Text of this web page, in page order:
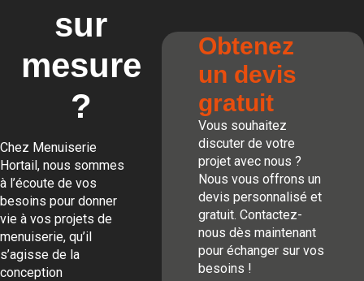
sur
mesure
?
Chez Menuiserie
Hortail, nous sommes
à l’écoute de vos
besoins pour donner
vie à vos projets de
menuiserie, qu’il
s’agisse de la
conception
Obtenez
un devis
gratuit
Vous souhaitez
discuter de votre
projet avec nous ?
Nous vous offrons un
devis personnalisé et
gratuit. Contactez-
nous dès maintenant
pour échanger sur vos
besoins !